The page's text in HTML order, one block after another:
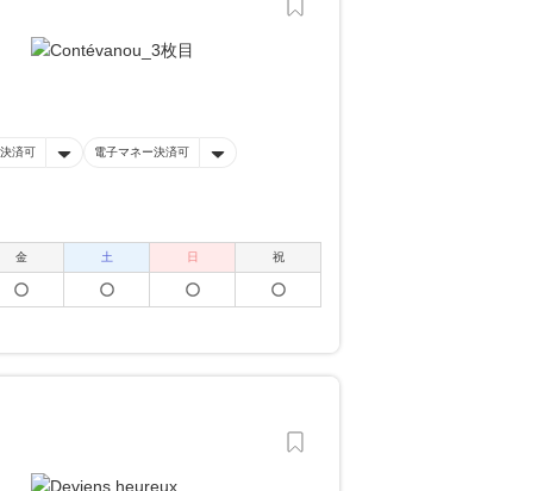
済可 電子マネー決済可
金 土 日 祝